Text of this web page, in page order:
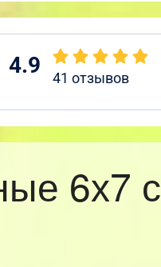
4.9 41 отзывов
6х7 с